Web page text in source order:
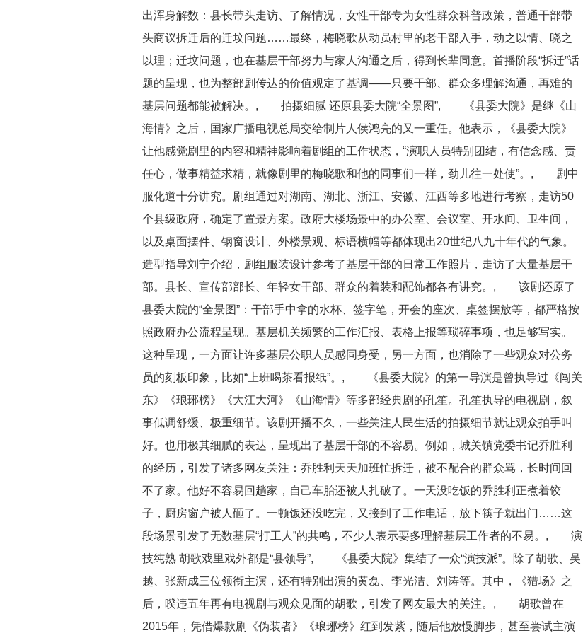
出浑身解数：县长带头走访、了解情况，女性干部专为女性群众科普政策，普通干部带
头商议拆迁后的迁坟问题……最终，梅晓歌从动员村里的老干部入手，动之以情、晓之
以理；迁坟问题，也在基层干部努力与家人沟通之后，得到长辈同意。首播阶段“拆迁”话
题的呈现，也为整部剧传达的价值观定了基调——只要干部、群众多理解沟通，再难的
基层问题都能被解决。, 拍摄细腻 还原县委大院“全景图”, 《县委大院》是继《山
海情》之后，国家广播电视总局交给制片人侯鸿亮的又一重任。他表示，《县委大院》
让他感觉剧里的内容和精神影响着剧组的工作状态，“演职人员特别团结，有信念感、责
任心，做事精益求精，就像剧里的梅晓歌和他的同事们一样，劲儿往一处使”。, 剧中
服化道十分讲究。剧组通过对湖南、湖北、浙江、安徽、江西等多地进行考察，走访50
个县级政府，确定了置景方案。政府大楼场景中的办公室、会议室、开水间、卫生间，
以及桌面摆件、钢窗设计、外楼景观、标语横幅等都体现出20世纪八九十年代的气象。
造型指导刘宁介绍，剧组服装设计参考了基层干部的日常工作照片，走访了大量基层干
部。县长、宣传部部长、年轻女干部、群众的着装和配饰都各有讲究。, 该剧还原了
县委大院的“全景图”：干部手中拿的水杯、签字笔，开会的座次、桌签摆放等，都严格按
照政府办公流程呈现。基层机关频繁的工作汇报、表格上报等琐碎事项，也足够写实。
这种呈现，一方面让许多基层公职人员感同身受，另一方面，也消除了一些观众对公务
员的刻板印象，比如“上班喝茶看报纸”。, 《县委大院》的第一导演是曾执导过《闯关
东》《琅琊榜》《大江大河》《山海情》等多部经典剧的孔笙。孔笙执导的电视剧，叙
事低调舒缓、极重细节。该剧开播不久，一些关注人民生活的拍摄细节就让观众拍手叫
好。也用极其细腻的表达，呈现出了基层干部的不容易。例如，城关镇党委书记乔胜利
的经历，引发了诸多网友关注：乔胜利天天加班忙拆迁，被不配合的群众骂，长时间回
不了家。他好不容易回趟家，自己车胎还被人扎破了。一天没吃饭的乔胜利正煮着饺
子，厨房窗户被人砸了。一顿饭还没吃完，又接到了工作电话，放下筷子就出门……这
段场景引发了无数基层“打工人”的共鸣，不少人表示要多理解基层工作者的不易。, 演
技纯熟 胡歌戏里戏外都是“县领导”, 《县委大院》集结了一众“演技派”。除了胡歌、吴
越、张新成三位领衔主演，还有特别出演的黄磊、李光洁、刘涛等。其中，《猎场》之
后，暌违五年再有电视剧与观众见面的胡歌，引发了网友最大的关注。, 胡歌曾在
2015年，凭借爆款剧《伪装者》《琅琊榜》红到发紫，随后他放慢脚步，甚至尝试主演